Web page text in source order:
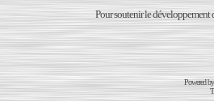
Pour soutenir le développement
Powered